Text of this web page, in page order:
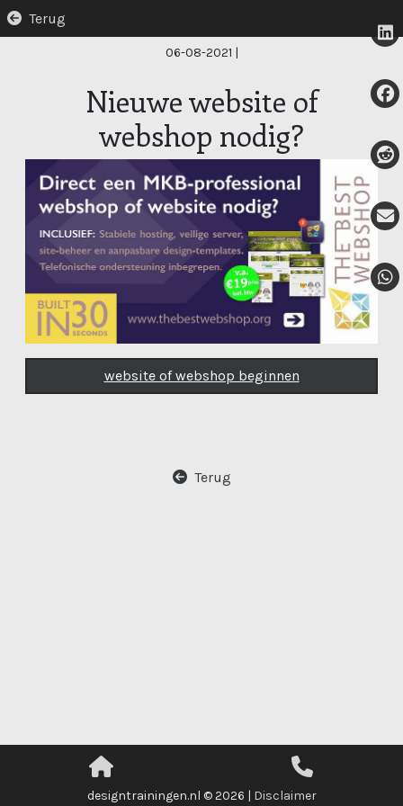
Terug
06-08-2021 |
Nieuwe website of
webshop nodig?
website of webshop beginnen
Terug
designtrainingen.nl © 2026 | Disclaimer